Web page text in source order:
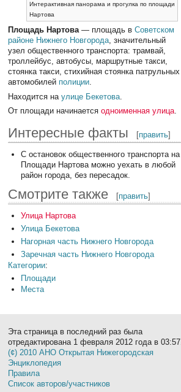
Интерактивная панорама и прогулка по площади
Нартова
Площадь Нартова— площадь вСоветском
районе Нижнего Новгорода, значительный
узел общественного транспорта: трамвай,
троллейбус, автобусы, маршрутные такси,
стоянка такси, стихийная стоянка патрульных
автомобилей полиции.
Находится наулице Бекетова
От площади начинаетсяодноименная улица.
Интересные факты [править]
С остановок общественного транспорта на
Площади Нартова можно уехать в любой
район города, без пересадок.
Смотрите также [править]
Улица Нартова
Улица Бекетова
Нагорная часть Нижнего Новгорода
Заречная часть Нижнего Новгорода
Категории:
Площади
Места
Эта страница в последний раз была
отредактирована 1 февраля 2012 года в 03:57.
(¢) 2010 АНО Открытая Нижегородская
Энциклопедия
Правила
Список авторов/участников